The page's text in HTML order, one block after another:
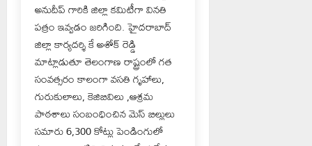
అనుదీప్ గారికి జిల్లా కమిటీగా వినతి
పత్రం ఇవ్వడం జరిగింది. హైదరాబాద్
జిల్లా కార్యదర్శి కే అశోక్ రెడ్డి
మాట్లాడుతూ తెలంగాణ రాష్ట్రంలో గత
సంవత్సరం కాలంగా వసతి గృహాలు,
గురుకులాలు, కెజిబివిలు ,ఆశ్రమ
పాఠశాలు సంబంధించిన మెస్ బిల్లులు
సమారు 6,300 కోట్లు పెండింగులో